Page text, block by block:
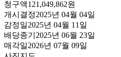
청구액121,049,862원
개시결정2025년 04월 04일
감정일2025년 04월 11일
배당종기 2025년 06월 23일
매각일2026년 07월 09일